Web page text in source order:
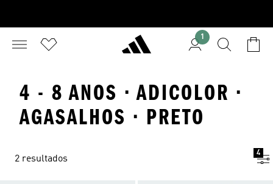
1
4 - 8 ANOS · ADICOLOR ·
AGASALHOS · PRETO
2 resultados
4